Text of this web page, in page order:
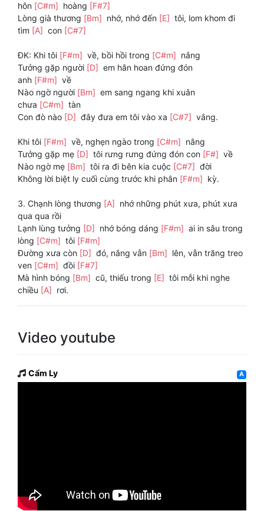
hôn [C#m] hoàng [F#7]
Lòng già thương [Bm] nhớ, nhớ đến [E] tôi, lom khom đi
tìm [A] con [C#7]
ĐK: Khi tôi [F#m] về, bồi hồi trong [C#m] nắng
Tưởng gặp người [D] em hân hoan đứng đón
anh [F#m] về
Nào ngờ người [Bm] em sang ngang khi xuân
chưa [C#m] tàn
Con đò nào [D] đây đưa em tôi vào xa [C#7] vắng.
Khi tôi [F#m] về, nghẹn ngào trong [C#m] nắng
Tưởng gặp mẹ [D] tôi rưng rưng đứng đón con [F#] về
Nào ngờ mẹ [Bm] tôi ra đi bên kia cuộc [C#7] đời
Không lời biệt ly cuối cùng trước khi phân [F#m] kỳ.
3. Chạnh lòng thương [A] nhớ những phút xưa, phút xưa
qua qua rồi
Lạnh lùng tưởng [D] nhớ bóng dáng [F#m] ai in sâu trong
lòng [C#m] tôi [F#m]
Đường xưa còn [D] đó, nắng vẫn [Bm] lên, vẫn trăng treo
ven [C#m] đồi [F#7]
Mà hình bóng [Bm] cũ, thiếu trong [E] tôi mỗi khi nghe
chiều [A] rơi.
Video youtube
Cẩm Ly A